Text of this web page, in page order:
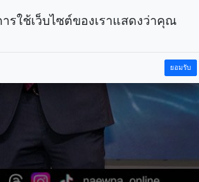
รใช้เว็บไซต์ของเราแสดงว่าคุณ
ยอมรับ